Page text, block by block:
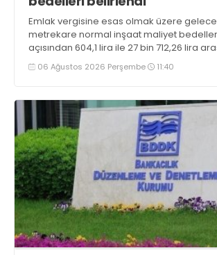
Emlak vergisine esas olmak üzere
metrekare normal inşaat maliyet
açısından 604,1 lira ile 27 bin 712,26 lira
değişecek
06 Ağustos 2026 Perşembe 11:40